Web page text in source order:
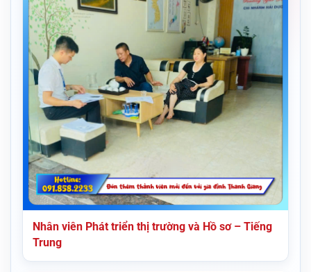
Nhân viên Phát triển thị trường và Hồ sơ – Tiếng
Trung